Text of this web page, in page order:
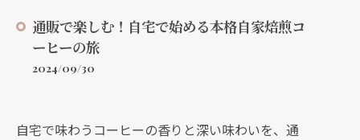
通販で楽しむ！自宅で始める本格自家焙煎コ
ーヒーの旅
2024/09/30
自宅で味わうコーヒーの香りと深い味わいを、通